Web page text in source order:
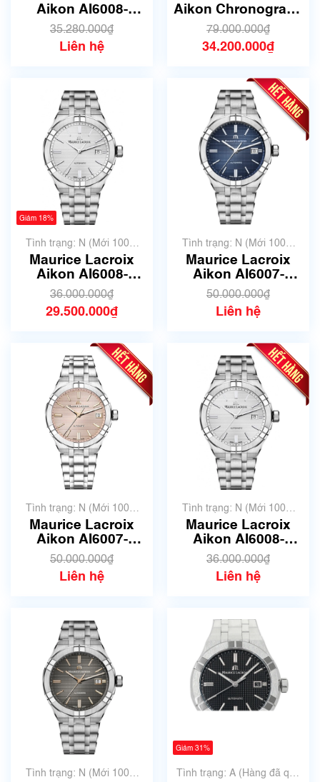
xước dăm)
Aikon AI6008-
SS002-330-1 | Size
42mm | Mã số 4776
35.280.000₫
Liên hệ
Aikon Chronograph
43mm AI6038-
SS001-131-1 | Size
44mm | Mã số 4116
79.000.000₫
34.200.000₫
Giảm 18%
Tình trạng: N (Mới 100%
chưa qua sử dụng)
Maurice Lacroix
Aikon AI6008-
SS002-130-1 | Size
42mm | Mã số 4063
36.000.000₫
29.500.000₫
Tình trạng: N (Mới 100%
chưa qua sử dụng)
Maurice Lacroix
Aikon AI6007-
SS002-430-1 | Size
39mm | Mã số 4076
50.000.000₫
Liên hệ
Tình trạng: N (Mới 100%
chưa qua sử dụng)
Maurice Lacroix
Aikon AI6007-
SS002-731-1 | Size
39mm | Mã số 3640
50.000.000₫
Liên hệ
Tình trạng: N (Mới 100%
chưa qua sử dụng)
Maurice Lacroix
Aikon AI6008-
SS002-130-1 | Size
42mm | Mã số 3579
36.000.000₫
Liên hệ
Tình trạng: N (Mới 100%
Giảm 31%
Tình trạng: A (Hàng đã qua